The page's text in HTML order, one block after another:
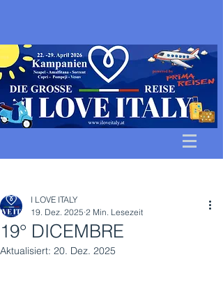
19° DICEMBRE
I LOVE ITALY
19. Dez. 2025 2 Min. Lesezeit
Aktualisiert: 20. Dez. 2025